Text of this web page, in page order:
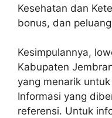
Kesehatan dan
bonus, dan
Kesimpulannya,
Kabupaten
yang menarik
Informasi yang
referensi. Untuk